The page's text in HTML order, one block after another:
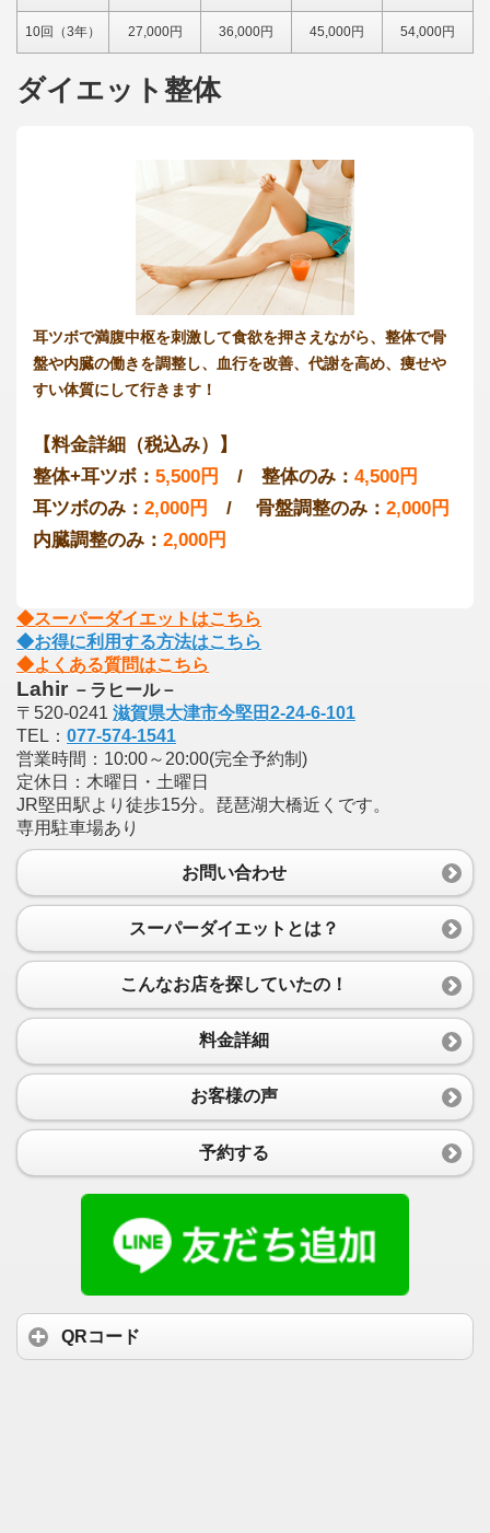
10回（3年） 27,000円 36,000円 45,000円 54,000円
ダイエット整体
耳ツボで満腹中枢を刺激して食欲を押さえながら、整体で骨
盤や内臓の働きを調整し、血行を改善、代謝を高め、痩せや
すい体質にして行きます！
【料金詳細（税込み）】
整体+耳ツボ： 5,500円 / 整体のみ： 4,500円
耳ツボのみ： 2,000円 / 骨盤調整のみ： 2,000円
内臓調整のみ： 2,000円
◆スーパーダイエットはこちら
◆お得に利用する方法はこちら
◆よくある質問はこちら
Lahir －ラヒール－
〒520-0241 滋賀県大津市今堅田2-24-6-101
TEL： 077-574-1541
営業時間：10:00～20:00(完全予約制)
定休日：木曜日・土曜日
JR堅田駅より徒歩15分。琵琶湖大橋近くです。
専用駐車場あり
お問い合わせ
スーパーダイエットとは？
こんなお店を探していたの！
料金詳細
お客様の声
予約する
QRコード